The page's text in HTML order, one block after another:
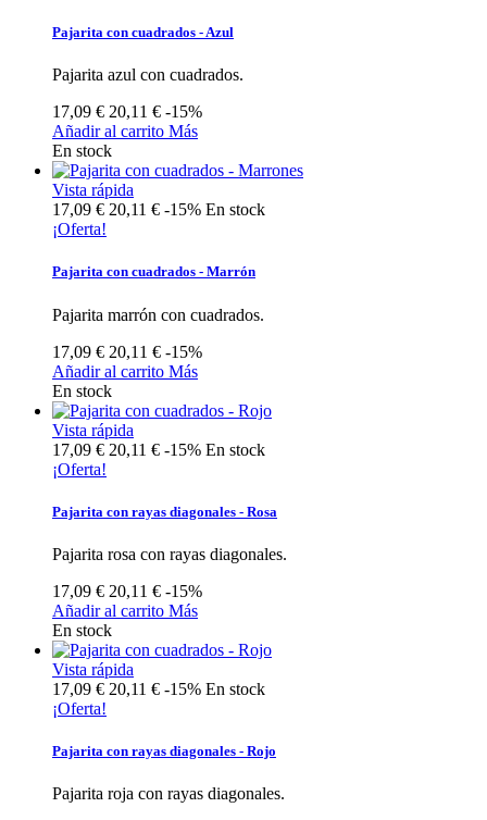
Pajarita con cuadrados - Azul
Pajarita azul con cuadrados.
17,09 € 20,11 € -15%
Añadir al carrito Más
En stock
Vista rápida
17,09 € 20,11 € -15% En stock
¡Oferta!
Pajarita con cuadrados - Marrón
Pajarita marrón con cuadrados.
17,09 € 20,11 € -15%
Añadir al carrito Más
En stock
Vista rápida
17,09 € 20,11 € -15% En stock
¡Oferta!
Pajarita con rayas diagonales - Rosa
Pajarita rosa con rayas diagonales.
17,09 € 20,11 € -15%
Añadir al carrito Más
En stock
Vista rápida
17,09 € 20,11 € -15% En stock
¡Oferta!
Pajarita con rayas diagonales - Rojo
Pajarita roja con rayas diagonales.